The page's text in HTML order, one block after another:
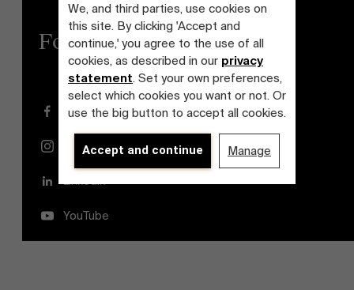
We, and third parties, use cookies on
this site. By clicking 'Accept and
continue,' you agree to the use of all
cookies, as described in our privacy
statement. Set your own preferences,
select which cookies you want or not. Or
use the big button to accept all cookies.
Accept and continue Manage
Follow us
Facebook
Instagram
YouTube